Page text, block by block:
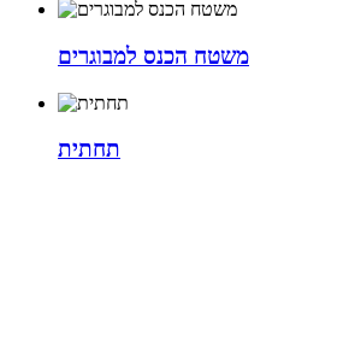
משטח הכנס למבוגרים
תחתית